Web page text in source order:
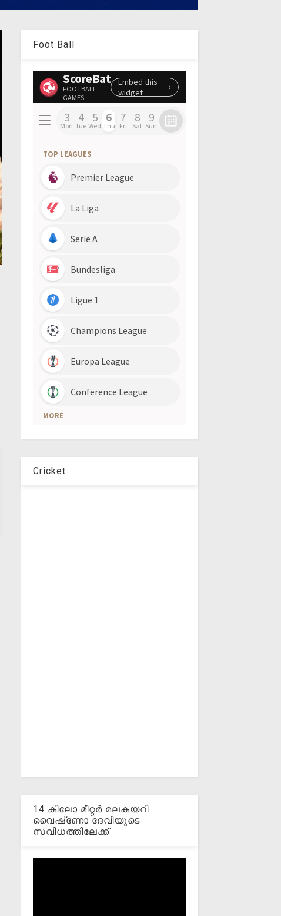
Foot Ball
Cricket
14 കിലോ മീറ്റര്‍ മലകയറി
വൈഷ്‌ണോ ദേവിയുടെ
സവിധത്തിലേക്ക്